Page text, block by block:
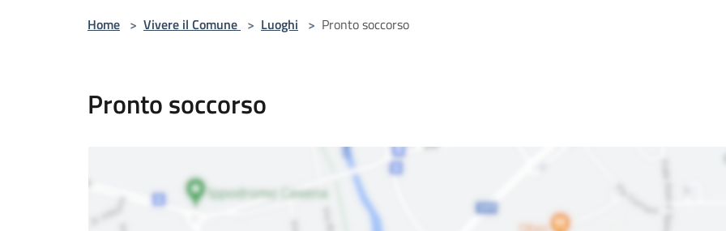
Home > Vivere il Comune > Luoghi > Pronto soccorso
Pronto soccorso